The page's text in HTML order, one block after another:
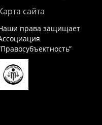
сайта
права защищает